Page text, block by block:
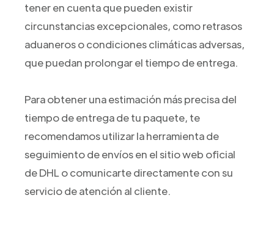
tener en cuenta que pueden existir
circunstancias excepcionales, como retrasos
aduaneros o condiciones climáticas adversas,
que puedan prolongar el tiempo de entrega.
Para obtener una estimación más precisa del
tiempo de entrega de tu paquete, te
recomendamos utilizar la herramienta de
seguimiento de envíos en el sitio web oficial
de DHL o comunicarte directamente con su
servicio de atención al cliente.